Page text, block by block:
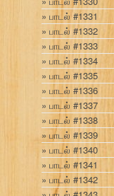
பாடல் #1331
பாடல் #1332
பாடல் #1333
பாடல் #1334
பாடல் #1335
பாடல் #1336
பாடல் #1337
பாடல் #1338
பாடல் #1339
பாடல் #1340
பாடல் #1341
பாடல் #1342